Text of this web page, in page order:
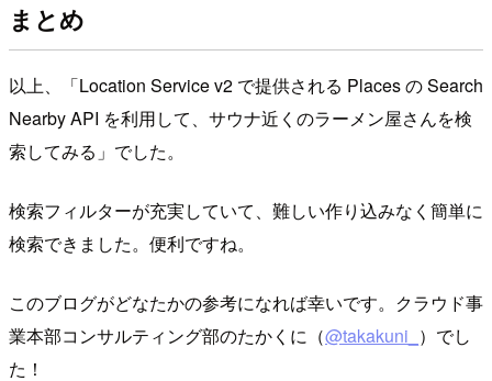
まとめ
以上、「Location Service v2 で提供される Places の Search
Nearby API を利用して、サウナ近くのラーメン屋さんを検
索してみる」でした。
検索フィルターが充実していて、難しい作り込みなく簡単に
検索できました。便利ですね。
このブログがどなたかの参考になれば幸いです。クラウド事
業本部コンサルティング部のたかくに（@takakuni_ ）でし
た！